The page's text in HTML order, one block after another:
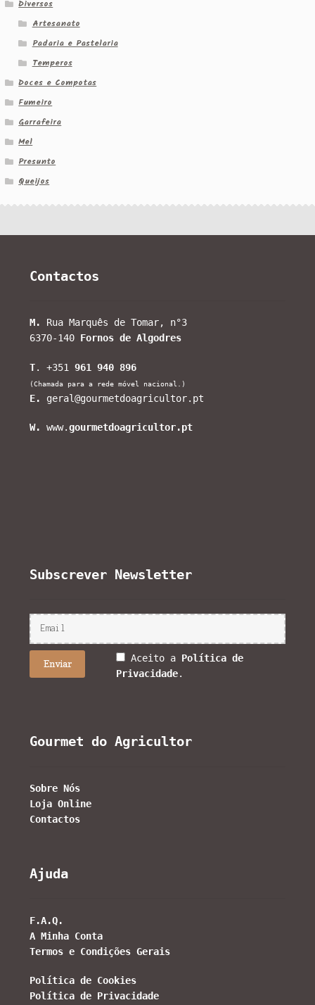
Diversos
Artesanato
Padaria e Pastelaria
Temperos
Doces e Compotas
Fumeiro
Garrafeira
Mel
Presunto
Queijos
Contactos
M.
Rua Marquês de Tomar, n°3
6370-140 Fornos de Algodres
T. +351961 940 896
(Chamada para a rede móvel nacional.)
E. geral@gourmetdoagricultor.pt
W. www.gourmetdoagricultor.pt
Subscrever Newsletter
Aceito a Política de
Privacidade.
Gourmet do Agricultor
Sobre Nós
Loja Online
Contactos
Ajuda
F.A.Q.
A Minha Conta
Termos e Condições Gerais
Política de Cookies
Política de Privacidade